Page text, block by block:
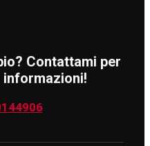
Contattami per